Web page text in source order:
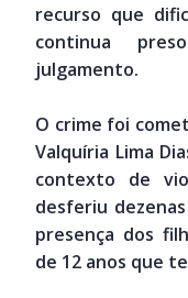
recurso que
continua
julgamento.
O crime foi
Valquíria Lima
contexto de
desferiu
presença dos
de 12 anos que